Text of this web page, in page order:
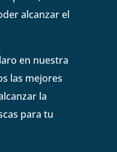
alcanzar el
en nuestra
las mejores
la
para tu